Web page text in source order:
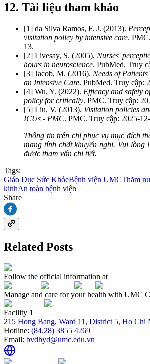
12. Tài liệu tham khảo
[1] da Silva Ramos, F. J. (2013).
visitation policy by intensive care.
13.
[2] Livesay, S. (2005). Nurses'
hours in neuroscience. PubMed. Truy
[3] Jacob, M. (2016). Needs of
an Intensive Care. PubMed. Truy cập:
[4] Wu, Y. (2022). Efficacy and safety
policy for critically. PMC. Truy cập:
[5] Liu, V. (2013). Visitation policies
ICUs - PMC. PMC. Truy cập: 2025-
Thông tin trên chỉ phục vụ mục đích
mang tính chất khuyến nghị. Vui lòng
được tham vấn chi tiết.
Tags:
Giáo Dục Sức KhỏeBệnh viện UMCThăm
kinhAn toàn bệnh viện
Share
Related Posts
Follow the official information at
Manage and care for your health with UMC
Facility 1
215 Hong Bang, Ward 11, District 5, Ho Chi
Hotline: (84.28) 3855 4269
Email: bvdhyd@umc.edu.vn